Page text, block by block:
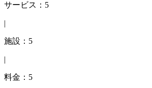
サービス：5
|
施設：5
|
料金：5